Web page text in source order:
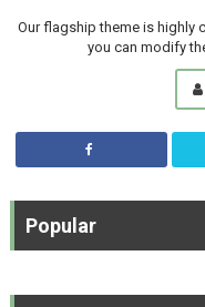
Our flagship theme is highly
you can modify
Popular